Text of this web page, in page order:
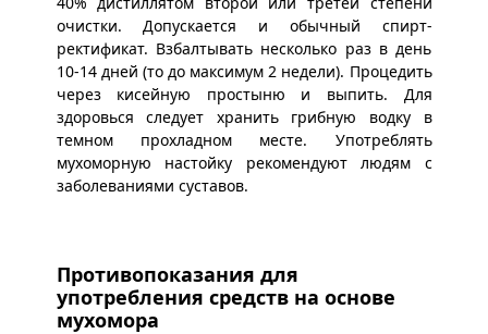
очистки. Допускается и обычный спирт-
ректификат. Взбалтывать несколько раз в день
10-14 дней (то до максимум 2 недели). Процедить
через кисейную простыню и выпить. Для
здоровься следует хранить грибную водку в
темном прохладном месте. Употреблять
мухоморную настойку рекомендуют людям с
заболеваниями суставов.
Противопоказания для
употребления средств на основе
мухомора